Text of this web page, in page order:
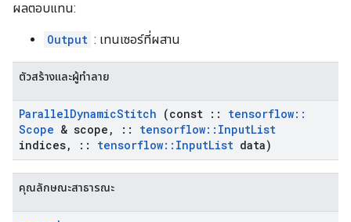
ผลตอบแทน:
Output : เทนเซอร์ที่ผสาน
ตัวสร้างและผู้ทำลาย
ParallelDynamicStitch (const :: tensorflow::
Scope & scope , :: tensorflow:: InputList
indices, :: tensorflow:: InputList data)
คุณลักษณะสาธารณะ